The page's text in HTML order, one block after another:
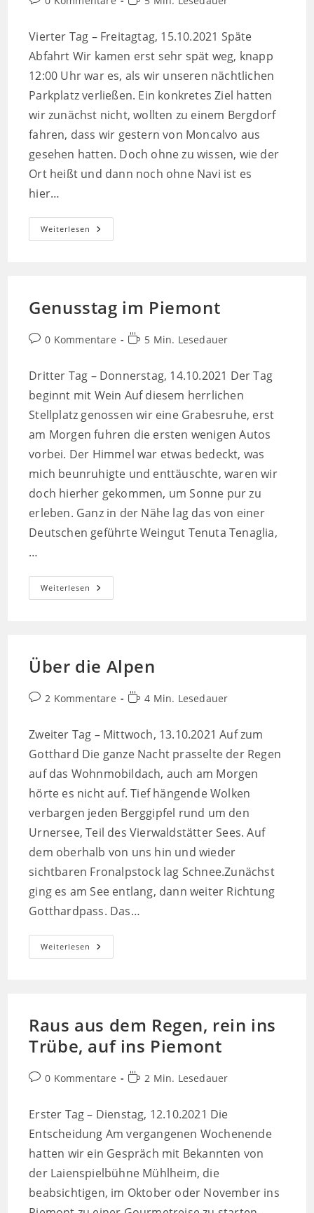
Vierter Tag – Freitagtag, 15.10.2021 Späte
Abfahrt Wir kamen erst sehr spät weg, knapp
12:00 Uhr war es, als wir unseren nächtlichen
Parkplatz verließen. Ein konkretes Ziel hatten
wir zunächst nicht, wollten zu einem Bergdorf
fahren, dass wir gestern von Moncalvo aus
gesehen hatten. Doch ohne zu wissen, wie der
Ort heißt und dann noch ohne Navi ist es
hier…
Weiterlesen Bergdörfer,
Kirchen
Genusstag im Piemont
Beitrags-
0 Kommentare Lesedauer:
5 Min. Lesedauer
Dritter Tag – Donnerstag, 14.10.2021 Der Tag
beginnt mit Wein Auf diesem herrlichen
Stellplatz genossen wir eine Grabesruhe, erst
am Morgen fuhren die ersten wenigen Autos
vorbei. Der Himmel war etwas bedeckt, was
mich beunruhigte und enttäuschte, waren wir
doch hierher gekommen, um Sonne pur zu
erleben. Ganz in der Nähe lag das von einer
Deutschen geführte Weingut Tenuta Tenaglia,
…
Weiterlesen Genusstag
Im
Über die Alpen
Beitrags-
2 Kommentare Lesedauer:
4 Min. Lesedauer
Zweiter Tag – Mittwoch, 13.10.2021 Auf zum
Gotthard Die ganze Nacht prasselte der Regen
auf das Wohnmobildach, auch am Morgen
hörte es nicht auf. Tief hängende Wolken
verbargen jeden Berggipfel rund um den
Urnersee, Teil des Vierwaldstätter Sees. Auf
dem oberhalb von uns hin und wieder
sichtbaren Fronalpstock lag Schnee.Zunächst
ging es am See entlang, dann weiter Richtung
Gotthardpass. Das…
Weiterlesen Über
Die
Raus aus dem Regen, rein ins
Trübe, auf ins Piemont
Beitrags-
0 Kommentare Lesedauer:
2 Min. Lesedauer
Erster Tag – Dienstag, 12.10.2021 Die
Entscheidung Am vergangenen Wochenende
hatten wir ein Gespräch mit Bekannten von
der Laienspielbühne Mühlheim, die
beabsichtigen, im Oktober oder November ins